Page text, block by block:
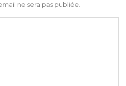
ne sera pas publiée.